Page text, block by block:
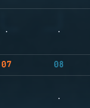
07 08